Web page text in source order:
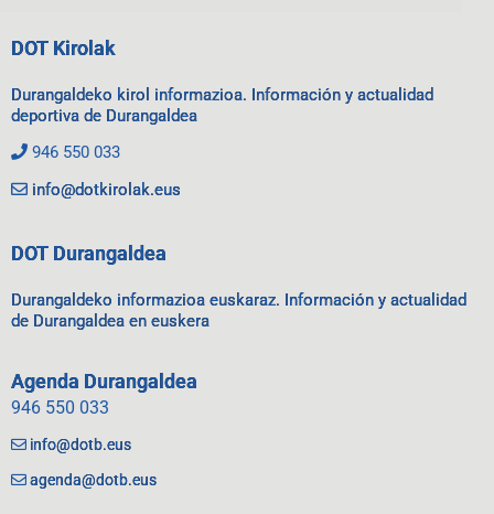
DOT Kirolak
Durangaldeko kirol informazioa. Información y actualidad
deportiva de Durangaldea
946 550 033
info@dotkirolak.eus
DOT Durangaldea
Durangaldeko informazioa euskaraz. Información y actualidad
de Durangaldea en euskera
Agenda Durangaldea
946 550 033
info@dotb.eus
agenda@dotb.eus